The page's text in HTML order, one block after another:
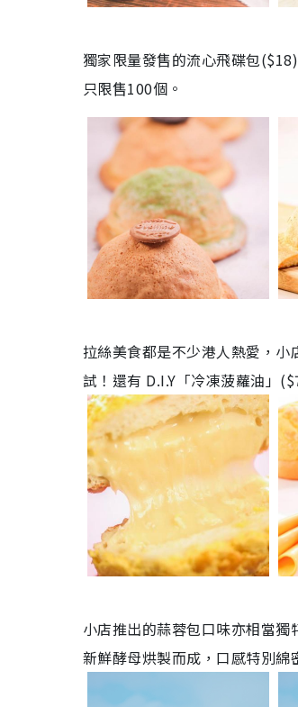
獨家限量發售的流心飛碟包($18)
只限售100個。
拉絲美食都是不少港人熱愛，小
試！還有 D.I.Y「冷凍菠蘿油」
小店推出的蒜蓉包口味亦相當獨
新鮮酵母烘製而成，口感特別綿